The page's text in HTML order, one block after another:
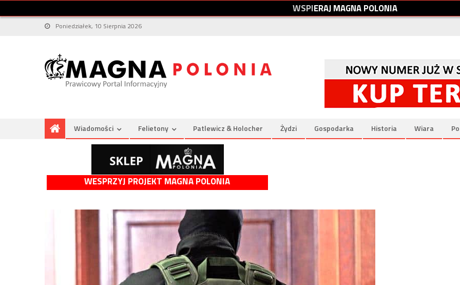
WSPIERAJMAGNAPOLONIA
Poniedziałek, 10 Sierpnia 2026
Wiadomości Felietony Patlewicz & Holocher Żydzi Gospodarka Historia Wiara
WESPRZYJ PROJEKT MAGNA POLONIA